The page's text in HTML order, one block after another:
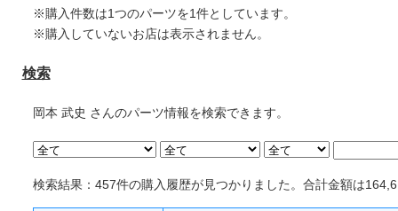
※購入件数は1つのパーツを1件としています。
※購入していないお店は表示されません。
検索
岡本 武史 さんのパーツ情報を検索できます。
検索結果：457件の購入履歴が見つかりました。合計金額は